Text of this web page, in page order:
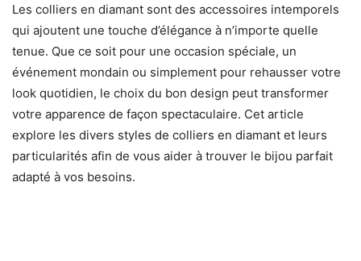
Les colliers en diamant sont des accessoires intemporels
qui ajoutent une touche d’élégance à n’importe quelle
tenue. Que ce soit pour une occasion spéciale, un
événement mondain ou simplement pour rehausser votre
look quotidien, le choix du bon design peut transformer
votre apparence de façon spectaculaire. Cet article
explore les divers styles de colliers en diamant et leurs
particularités afin de vous aider à trouver le bijou parfait
adapté à vos besoins.